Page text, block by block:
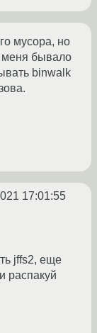
мусора, но
меня бывало
binwalk
17:01:55
jffs2, еще
распакуй